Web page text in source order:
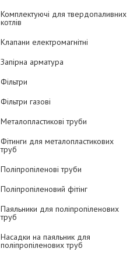
Комплектуючі для твердопаливних
котлів
Клапани електромагнітні
Запірна арматура
Фільтри
Фільтри газові
Металопластикові труби
Фітинги для металопластикових
труб
Поліпропіленові труби
Поліпропіленовий фітінг
Паяльники для поліпропіленових
труб
Насадки на паяльник для
поліпропіленових труб